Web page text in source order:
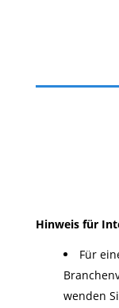
Hinweis für
Für
wenden